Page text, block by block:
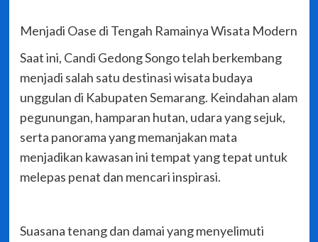
Menjadi Oase di Tengah Ramainya Wisata Modern
Saat ini, Candi Gedong Songo telah berkembang
menjadi salah satu destinasi wisata budaya
unggulan di Kabupaten Semarang. Keindahan alam
pegunungan, hamparan hutan, udara yang sejuk,
serta panorama yang memanjakan mata
menjadikan kawasan ini tempat yang tepat untuk
melepas penat dan mencari inspirasi.
Suasana tenang dan damai yang menyelimuti